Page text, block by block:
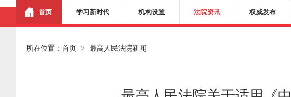
首页 学习新时代 机构设置 法院资讯 权威发布
所在位置： 首页 > 最高人民法院新闻